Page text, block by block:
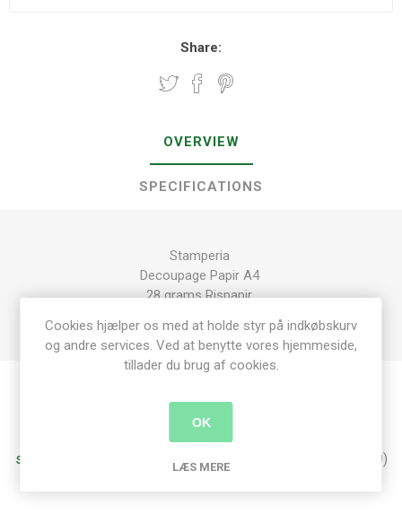
Share:
OVERVIEW
SPECIFICATIONS
Stamperia
Decoupage Papir A4
28 grams Rispapir
Produkt tags
stamperia decoupage (129) (129)
Cookies hjælper os med at holde styr på indkøbskurv
og andre services. Ved at benytte vores hjemmeside,
tillader du brug af cookies.
OK
LÆS MERE